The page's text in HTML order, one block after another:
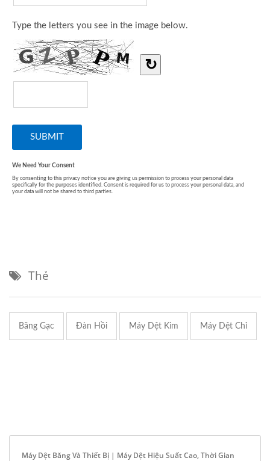
Thẻ
Băng Gạc Đàn Hồi Máy Dệt Kim Máy Dệt Chỉ
Máy Dệt Băng Và Thiết Bị | Máy Dệt Hiệu Suất Cao, Thời Gian